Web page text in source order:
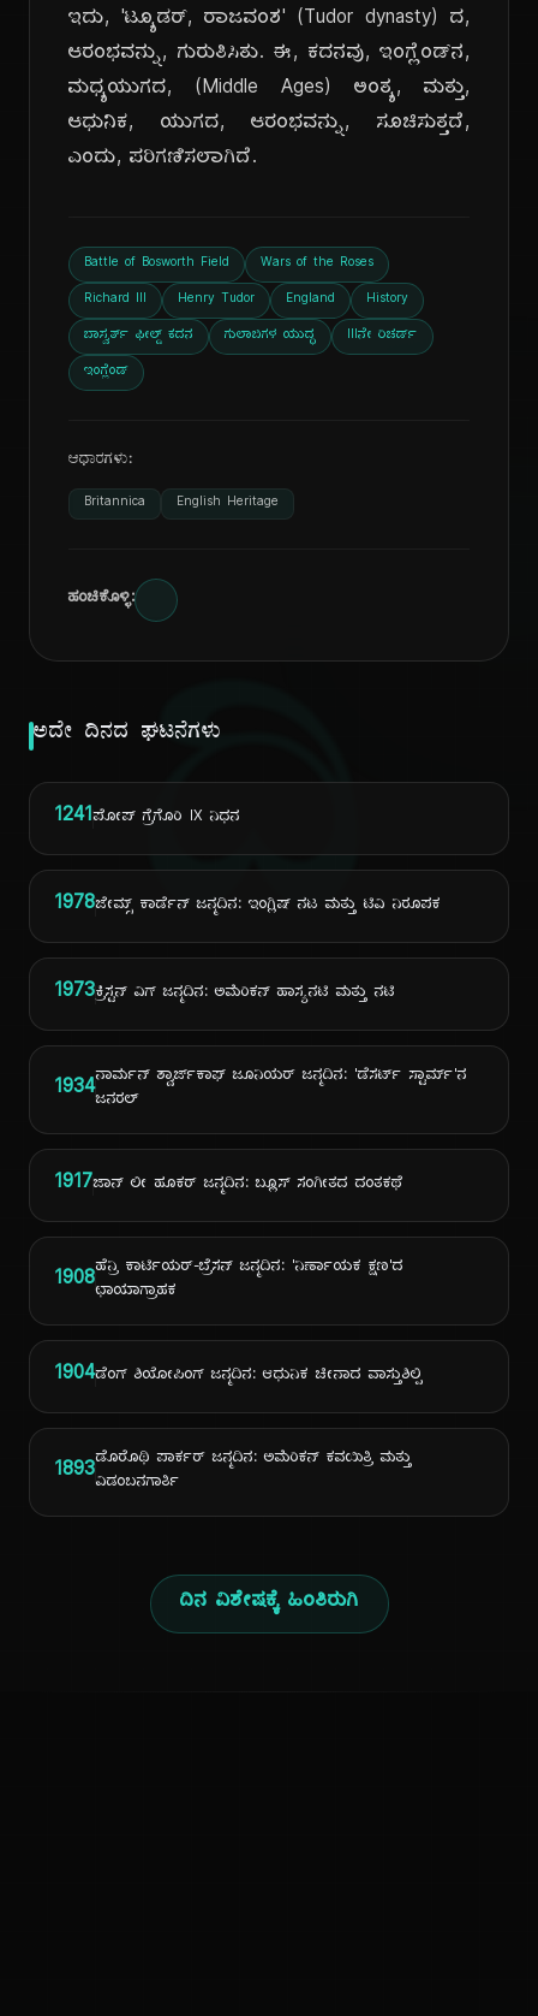
ದಿ
ಇದು, 'ಟ್ಯೂಡರ್, ರಾಜವಂಶ' (Tudor dynasty) ದ,
ಆರಂಭವನ್ನು, ಗುರುತಿಸಿತು. ಈ, ಕದನವು, ಇಂಗ್ಲೆಂಡ್‌ನ,
ಮಧ್ಯಯುಗದ, (Middle Ages) ಅಂತ್ಯ, ಮತ್ತು,
ಆಧುನಿಕ, ಯುಗದ, ಆರಂಭವನ್ನು, ಸೂಚಿಸುತ್ತದೆ,
ಎಂದು, ಪರಿಗಣಿಸಲಾಗಿದೆ.
Battle of Bosworth Field Wars of the Roses
Richard III Henry Tudor England History
ಬಾಸ್ವರ್ತ್ ಫೀಲ್ಡ್ ಕದನ ಗುಲಾಬಿಗಳ ಯುದ್ಧ IIIನೇ ರಿಚರ್ಡ್
ಇಂಗ್ಲೆಂಡ್
ಆಧಾರಗಳು:
Britannica English Heritage
ಹಂಚಿಕೊಳ್ಳಿ:
ಅದೇ ದಿನದ ಘಟನೆಗಳು
1241ಪೋಪ್ ಗ್ರೆಗೊರಿ IX ನಿಧನ
1978ಜೇಮ್ಸ್ ಕಾರ್ಡೆನ್ ಜನ್ಮದಿನ: ಇಂಗ್ಲಿಷ್ ನಟ ಮತ್ತು ಟಿವಿ ನಿರೂಪಕ
1973ಕ್ರಿಸ್ಟನ್ ವಿಗ್ ಜನ್ಮದಿನ: ಅಮೆರಿಕನ್ ಹಾಸ್ಯನಟಿ ಮತ್ತು ನಟಿ
1934ನಾರ್ಮನ್ ಶ್ವಾರ್ಜ್‌ಕಾಫ್ ಜೂನಿಯರ್ ಜನ್ಮದಿನ: 'ಡೆಸರ್ಟ್ ಸ್ಟಾರ್ಮ್'ನ
ಜನರಲ್
1917ಜಾನ್ ಲೀ ಹೂಕರ್ ಜನ್ಮದಿನ: ಬ್ಲೂಸ್ ಸಂಗೀತದ ದಂತಕಥೆ
1908ಹೆನ್ರಿ ಕಾರ್ಟಿಯರ್-ಬ್ರೆಸನ್ ಜನ್ಮದಿನ: 'ನಿರ್ಣಾಯಕ ಕ್ಷಣ'ದ
ಛಾಯಾಗ್ರಾಹಕ
1904ಡೆಂಗ್ ಶಿಯೋಪಿಂಗ್ ಜನ್ಮದಿನ: ಆಧುನಿಕ ಚೀನಾದ ವಾಸ್ತುಶಿಲ್ಪಿ
1893ಡೊರೊಥಿ ಪಾರ್ಕರ್ ಜನ್ಮದಿನ: ಅಮೆರಿಕನ್ ಕವಯಿತ್ರಿ ಮತ್ತು
ವಿಡಂಬನಗಾರ್ತಿ
ದಿನ ವಿಶೇಷಕ್ಕೆ ಹಿಂತಿರುಗಿ